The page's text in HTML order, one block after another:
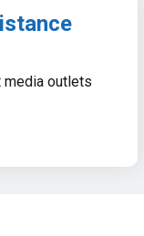
media outlets